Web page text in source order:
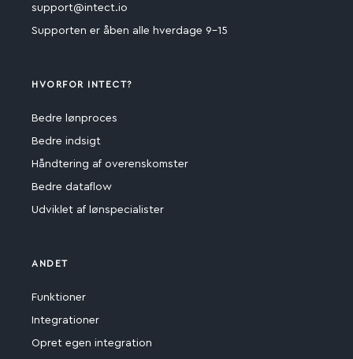
support@intect.io
Supporten er åben alle hverdage 9-15
HVORFOR INTECT?
Bedre lønproces
Bedre indsigt
Håndtering af overenskomster
Bedre dataflow
Udviklet af lønspecialister
ANDET
Funktioner
Integrationer
Opret egen integration